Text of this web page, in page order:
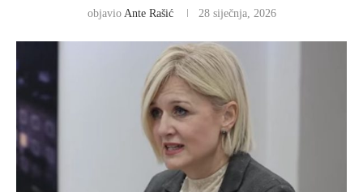
objavio Ante Rašić 28 siječnja, 2026